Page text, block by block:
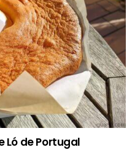
Ló de Portugal